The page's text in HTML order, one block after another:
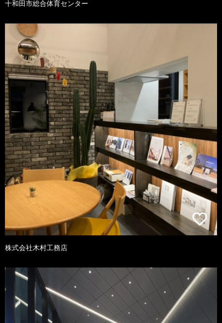
十和田市総合体育センター
株式会社木村工務店